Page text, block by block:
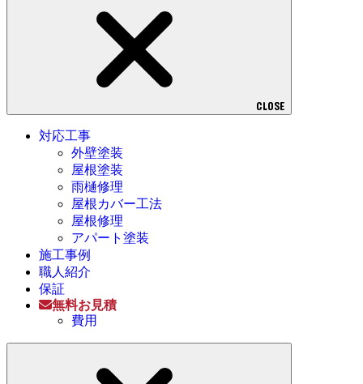
CLOSE
対応工事
外壁塗装
屋根塗装
雨樋修理
屋根カバー工法
屋根修理
アパート塗装
施工事例
職人紹介
保証
無料お見積
費用